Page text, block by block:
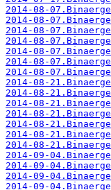
2014-08-
2014-08-
2014-08-
2014-08-
2014-08-
2014-08-
2014-08-
2014-08-
2014-08-
2014-08-
2014-08-
2014-08-
2014-08-
2014-08-
2014-09-
2014-09-
2014-09-
2014-09-